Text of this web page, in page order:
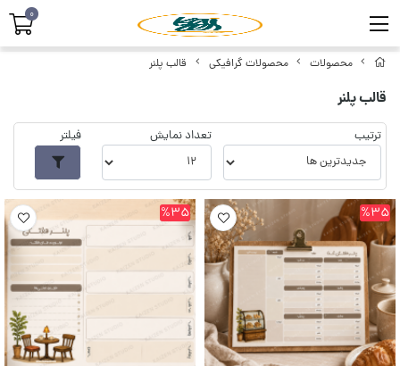
محصولات محصولات گرافیکی قالب پلنر
قالب پلنر
ترتیب تعداد نمایش فیلتر
%35
%35
0